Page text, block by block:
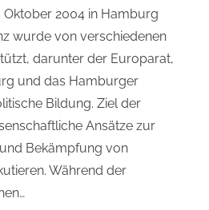
2004 in Hamburg
wurde von verschiedenen
darunter der Europarat,
und das Hamburger
Bildung. Ziel der
Ansätze zur
Bekämpfung von
Während der